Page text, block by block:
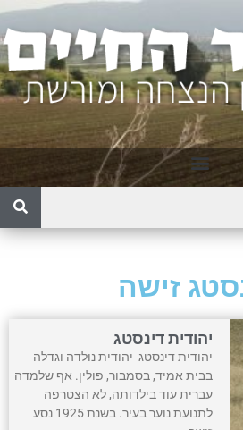
זישה
יהודית דינסטג
יהודית דינסטג יהודית נולדה וגדלה
בבית אמיד, בסמבור, פולין. אף שלמדה
עברית עוד בילדותה, לא הצטרפה
לתנועת נוער בעיר. בשנת 1925 נסע